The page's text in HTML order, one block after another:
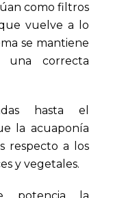
como filtros
vuelve a lo
se mantiene
una correcta
hasta el
la acuaponía
respecto a los
y vegetales.